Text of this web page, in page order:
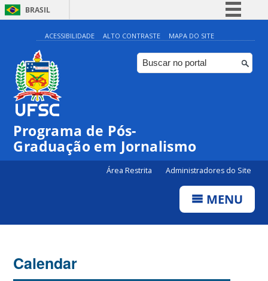
BRASIL
Simplifique!
Comunica BR
Participe
ACESSIBILIDADE ALTO CONTRASTE MAPA DO SITE
Programa de Pós-
Graduação em Jornalismo
Área Restrita Administradores do Site
MENU
Calendar